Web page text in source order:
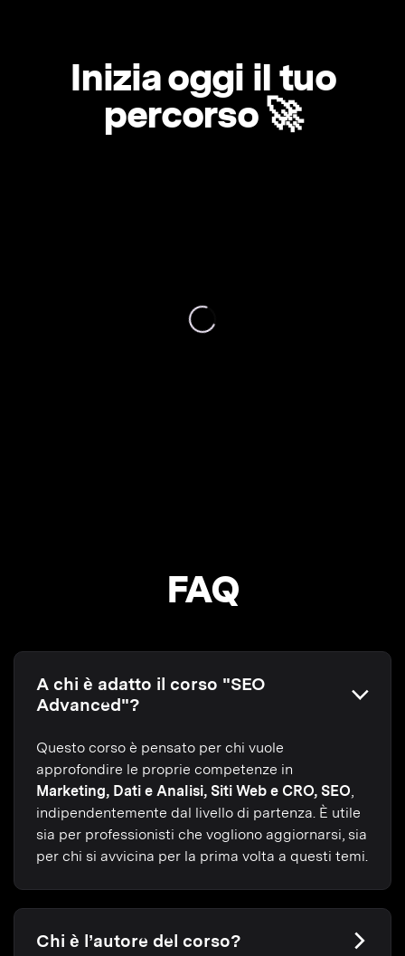
Inizia oggi il tuo
percorso 🚀
FAQ
A chi è adatto il corso "SEO
Advanced"?
Questo corso è pensato per chi vuole
approfondire le proprie competenze in
Marketing, Dati e Analisi, Siti Web e CRO, SEO
indipendentemente dal livello di partenza. È utile
sia per professionisti che vogliono aggiornarsi, sia
per chi si avvicina per la prima volta a questi temi.
Chi è l’autore del corso?